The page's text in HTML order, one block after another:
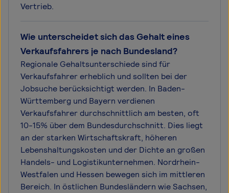
Vertrieb.
Wie unterscheidet sich das Gehalt eines
Verkaufsfahrers je nach Bundesland?
Regionale Gehaltsunterschiede sind für
Verkaufsfahrer erheblich und sollten bei der
Jobsuche berücksichtigt werden. In Baden-
Württemberg und Bayern verdienen
Verkaufsfahrer durchschnittlich am besten, oft
10-15% über dem Bundesdurchschnitt. Dies liegt
an der starken Wirtschaftskraft, höheren
Lebenshaltungskosten und der Dichte an großen
Handels- und Logistikunternehmen. Nordrhein-
Westfalen und Hessen bewegen sich im mittleren
Bereich. In östlichen Bundesländern wie Sachsen,